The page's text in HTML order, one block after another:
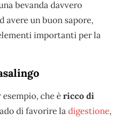
bevanda davvero
avere un buon sapore,
importanti per la
che èricco di
di favorire ladigestione,